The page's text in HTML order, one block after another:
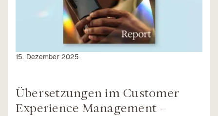
15. Dezember 2025
Übersetzungen im Customer
Experience Management –